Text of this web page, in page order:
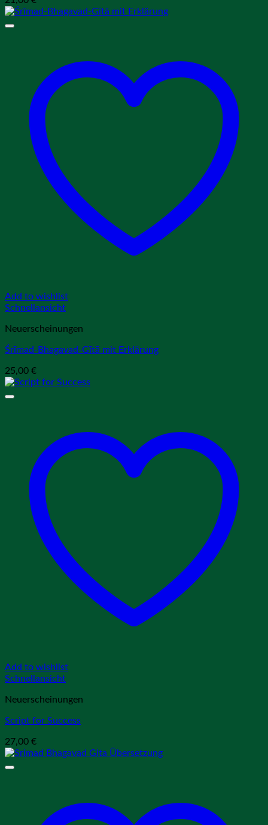
Add to wishlist
Schnellansicht
Neuerscheinungen
Śrīmad-Bhagavad-Gītā mit Erklärung
25,00 €
Add to wishlist
Schnellansicht
Neuerscheinungen
Script for Success
27,00 €